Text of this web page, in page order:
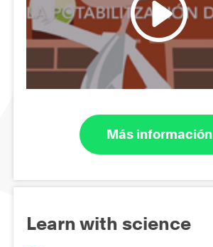
Más información
Learn with science